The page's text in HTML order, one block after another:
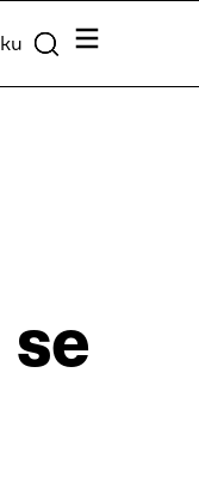
Valikko